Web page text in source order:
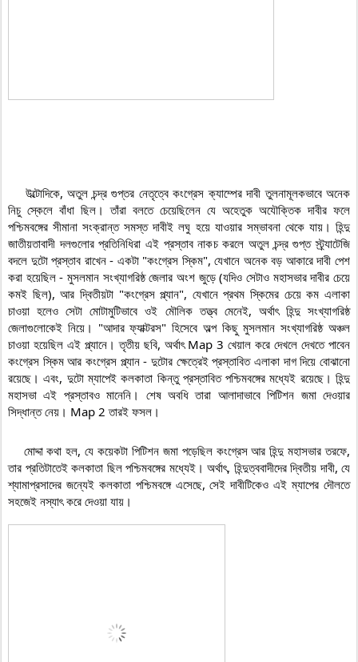
নিচু স্কেলে বাঁধা ছিল। তাঁরা বলতে চেয়েছিলেন যে অহেতুক অযৌক্তিক দাবীর ফলে
পশ্চিমবঙ্গের সীমানা সংক্রান্ত সমস্ত দাবীই লঘু হয়ে যাওয়ার সম্ভাবনা থেকে যায়। হিন্দু
জাতীয়তাবাদী দলগুলোর প্রতিনিধিরা এই প্রস্তাব নাকচ করলে অতুল চন্দ্র গুপ্ত স্ট্র্যাটেজি
বদলে দুটো প্রস্তাব রাখেন - একটা "কংগ্রেস স্কিম", যেখানে অনেক বড় আকারে দাবী পেশ
করা হয়েছিল - মুসলমান সংখ্যাগরিষ্ঠ জেলার অংশ জুড়ে (যদিও সেটাও মহাসভার দাবীর চেয়ে
কমই ছিল), আর দ্বিতীয়টা "কংগ্রেস প্ল্যান", যেখানে প্রথম স্কিমের চেয়ে কম এলাকা
চাওয়া হলেও সেটা মোটামুটিভাবে ওই মৌলিক তত্ত্ব মেনেই, অর্থাৎ হিন্দু সংখ্যাগরিষ্ঠ
জেলাগুলোকেই নিয়ে। "আদার ফ্যাক্টরস" হিসেবে অল্প কিছু মুসলমান সংখ্যাগরিষ্ঠ অঞ্চল
চাওয়া হয়েছিল এই প্ল্যানে। তৃতীয় ছবি, অর্থাৎ Map 3 খেয়াল করে দেখলে দেখতে পাবেন
কংগ্রেস স্কিম আর কংগ্রেস প্ল্যান - দুটোর ক্ষেত্রেই প্রস্তাবিত এলাকা দাগ দিয়ে বোঝানো
রয়েছে। এবং, দুটো ম্যাপেই কলকাতা কিন্তু প্রস্তাবিত পশ্চিমবঙ্গের মধ্যেই রয়েছে। হিন্দু
মহাসভা এই প্রস্তাবও মানেনি। শেষ অবধি তারা আলাদাভাবে পিটিশন জমা দেওয়ার
সিদ্ধান্ত নেয়। Map 2 তারই ফসল।
তার প্রতিটাতেই কলকাতা ছিল পশ্চিমবঙ্গের মধ্যেই। অর্থাৎ, হিন্দুত্ববাদীদের দ্বিতীয় দাবী, যে
শ্যামাপ্রসাদের জন্যেই কলকাতা পশ্চিমবঙ্গে এসেছে, সেই দাবীটিকেও এই ম্যাপের দৌলতে
সহজেই নস্যাৎ করে দেওয়া যায়।